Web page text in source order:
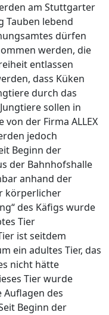
am Stuttgarter
Tauben lebend
dürfen
werden, die
entlassen
dass Küken
durch das
sollen in
der Firma ALLEX
jedoch
Beginn der
der Bahnhofshalle
anhand der
körperlicher
des Käfigs wurde
Tier
ist seitdem
ein adultes Tier, das
nicht hätte
Tier wurde
Auflagen des
Beginn der